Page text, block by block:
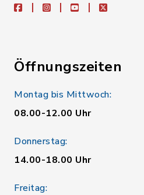
facebookinstagramyoutubeX
Öffnungszeiten
Montag bis Mittwoch:
08.00-12.00 Uhr
Donnerstag:
14.00-18.00 Uhr
Freitag: